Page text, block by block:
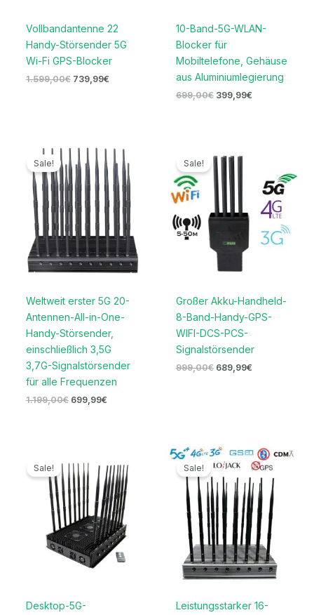
Vollbandantenne 22
Handy-Störsender 5G
Wi-Fi GPS-Blocker
1.599,00€ 739,99€
10-Band-5G-WLAN-
Blocker für
Mobiltelefone, Gehäuse
aus Aluminiumlegierung
699,00€ 399,99€
Sale!
Weltweit erster 5G 20-
Antennen-All-in-One-
Handy-Störsender,
einschließlich 3,5G
3,7G-Signalstörsender
für alle Frequenzen
1.199,00€
Ursprünglicher
Preis
war:
1.199,00€
699,99€
Aktueller
Preis
ist:
699,99€.
Sale!
Großer Akku-Handheld-
8-Band-Handy-GPS-
WIFI-DCS-PCS-
Signalstörsender
999,00€
Preis
war:
999,00€
689,99€
689,99€.
Sale!
Desktop-5G-
Preis
war:
1.699,00€
ist:
1.169,99€.
Sale!
Leistungsstarker 16-
Ursprünglicher
Preis
2.099,00€
Aktueller
Preis
ist: